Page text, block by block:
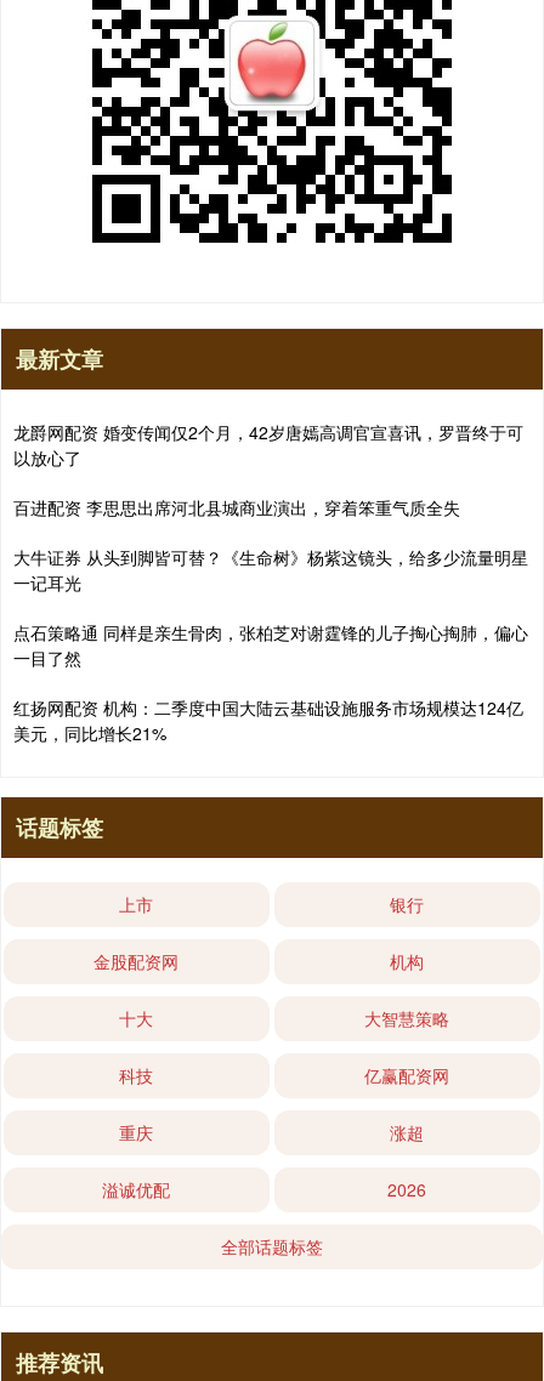
最新文章
龙爵网配资 婚变传闻仅2个月，42岁唐嫣高调官宣喜讯，罗晋终于可
以放心了
百进配资 李思思出席河北县城商业演出，穿着笨重气质全失
大牛证券 从头到脚皆可替？《生命树》杨紫这镜头，给多少流量明星
一记耳光
点石策略通 同样是亲生骨肉，张柏芝对谢霆锋的儿子掏心掏肺，偏心
一目了然
红扬网配资 机构：二季度中国大陆云基础设施服务市场规模达124亿
美元，同比增长21%
话题标签
上市 银行
金股配资网 机构
十大 大智慧策略
科技 亿赢配资网
重庆 涨超
溢诚优配 2026
全部话题标签
推荐资讯